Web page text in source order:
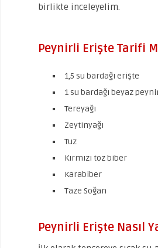
birlikte inceleyelim.
Peynirli Erişte Tarifi
1,5 su bardağı erişte
1 su bardağı beyaz
Tereyağı
Zeytinyağı
Tuz
Kırmızı toz biber
Karabiber
Taze Soğan
Peynirli Erişte Nasıl